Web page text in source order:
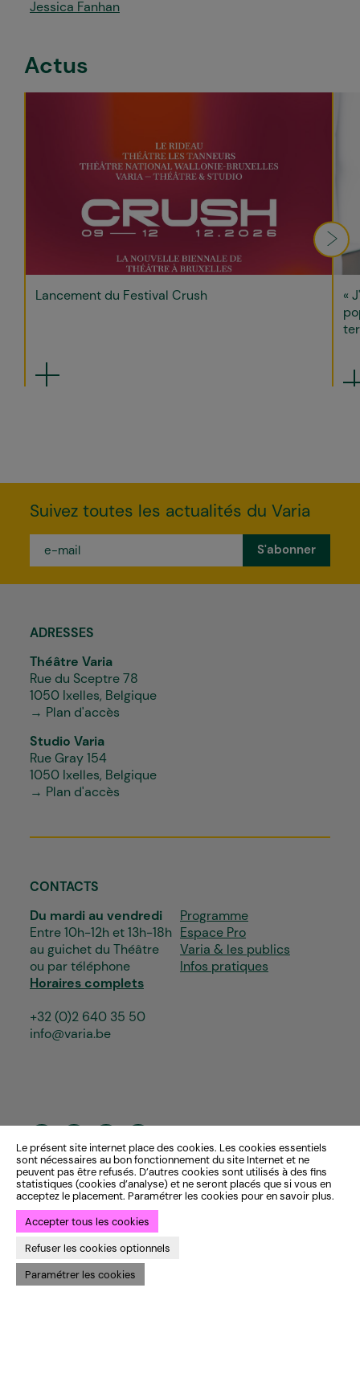
Le présent site internet place des cookies. Les cookies essentiels
sont nécessaires au bon fonctionnement du site Internet et ne
peuvent pas être refusés. D’autres cookies sont utilisés à des fins
statistiques (cookies d’analyse) et ne seront placés que si vous en
acceptez le placement. Paramétrer les cookies pour en savoir plus.
Accepter tous les cookies
Refuser les cookies optionnels
Paramétrer les cookies
Jessica Fanhan
Actus
Lancement du Festival Crush
«
Suivez toutes les actualités du Varia
mail
ADRESSES
Théâtre Varia
Rue du Sceptre 78
1050 Ixelles, Belgique
→ Plan d'accès
Studio Varia
Rue Gray 154
1050 Ixelles, Belgique
→ Plan d'accès
CONTACTS
Du mardi au vendredi
Entre 10h-12h et 13h-18h
au guichet du Théâtre
ou par téléphone
Horaires complets
+32 (0)2 640 35 50
info@varia.be
Programme
Espace Pro
Varia & les publics
Infos pratiques